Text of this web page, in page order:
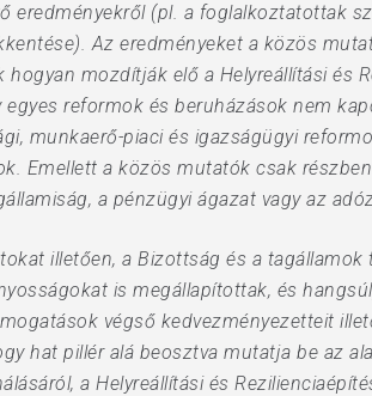
eredményekről (pl. a foglalkoztatottak
Az eredményeket a közös
mozdítják elő a Helyreállítási és
reformok és beruházások nem
munkaerő-piaci és igazságügyi
Emellett a közös mutatók csak
a pénzügyi ágazat vagy az
illetően, a Bizottság és a
is megállapítottak, és
végső kedvezményezetteit
hat pillér alá beosztva mutatja be az
a Helyreállítási és